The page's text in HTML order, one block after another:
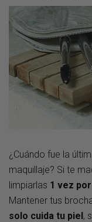
¿Cuándo fue la
maquillaje? Si te
limpiarlas 1 vez
Mantener tus
solo cuida tu piel,